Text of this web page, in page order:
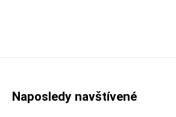
Naposledy navštívené